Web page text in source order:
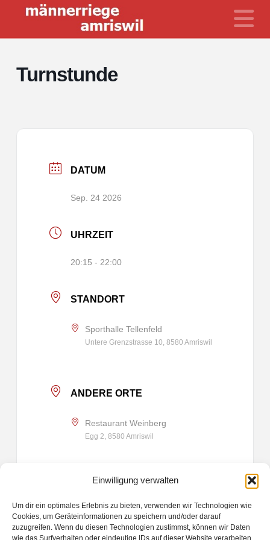
Einwilligung verwalten
Um dir ein optimales Erlebnis zu bieten, verwenden wir Technologien wie
Cookies, um Geräteinformationen zu speichern und/oder darauf
zuzugreifen. Wenn du diesen Technologien zustimmst, können wir Daten
wie das Surfverhalten oder eindeutige IDs auf dieser Website verarbeiten.
Turnstunde
DATUM
Sep. 24 2026
UHRZEIT
20:15 - 22:00
STANDORT
Sporthalle Tellenfeld
Untere Grenzstrasse 10, 8580 Amriswil
ANDERE ORTE
Restaurant Weinberg
Egg 2, 8580 Amriswil
KATEGORIE
Turnstunde